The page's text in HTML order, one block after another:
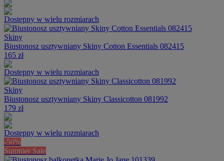
Dostępny w wielu rozmiarach
Skiny
Biustonosz usztywniany Skiny Cotton Essentials 082415
165 zł
Dostępny w wielu rozmiarach
Skiny
Biustonosz usztywniany Skiny Classicotton 081992
179 zł
Dostępny w wielu rozmiarach
-50%
Summer Sale